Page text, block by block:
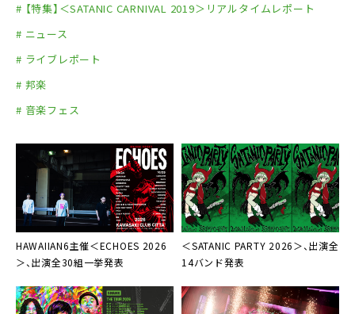
# 【特集】＜SATANIC CARNIVAL 2019＞リアルタイムレポート
# ニュース
# ライブレポート
# 邦楽
# 音楽フェス
HAWAIIAN6主催＜ECHOES 2026
＞、出演全30組一挙発表
＜SATANIC PARTY 2026＞、出演全
14バンド発表